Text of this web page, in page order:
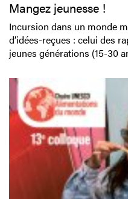
Mangez jeunesse !
Incursion dans un monde
d’idées-reçues : celui des
jeunes générations (15-30